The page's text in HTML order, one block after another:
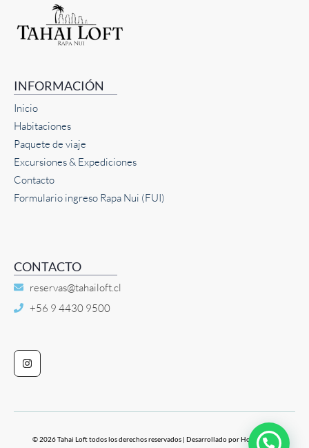
INFORMACIÓN
Inicio
Habitaciones
Paquete de viaje
Excursiones & Expediciones
Contacto
Formulario ingreso Rapa Nui (FUI)
CONTACTO
reservas@tahailoft.cl
+56 9 4430 9500
I
n
s
r
m© 2026 Tahai Loft todos los derechos reservados | Desarrollado por Hotelboost